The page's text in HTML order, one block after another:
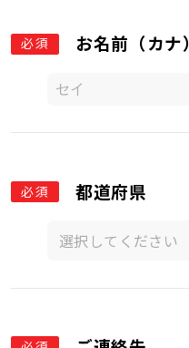
必須 お名前（カナ）
必須 都道府県